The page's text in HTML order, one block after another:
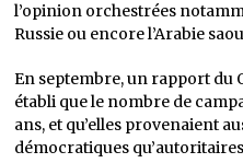
l’opinion orchestrées
Russie ou encore l’Arabie
En septembre, un rapport
établi que le nombre de
ans, et qu’elles provenaient
démocratiques